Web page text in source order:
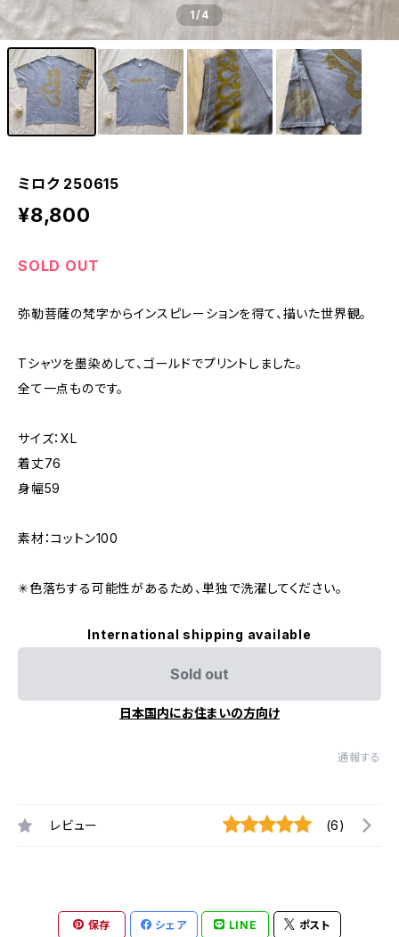
1/4
ミロク 250615
¥8,800
SOLD OUT
弥勒菩薩の梵字からインスピレーションを得て、描いた世界観。
Tシャツを墨染めして、ゴールドでプリントしました。
全て一点ものです。
サイズ：XL
着丈76
身幅59
素材：コットン100
✳︎色落ちする可能性があるため、単独で洗濯してください。
International shipping available
Sold out
日本国内にお住まいの方向け
通報する
レビュー (6)
保存 シェア LINE ポスト